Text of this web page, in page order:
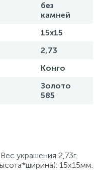
без
камней
15х15
2,73
Конго
Золото
585
украшения 2,73г.
15х15мм.